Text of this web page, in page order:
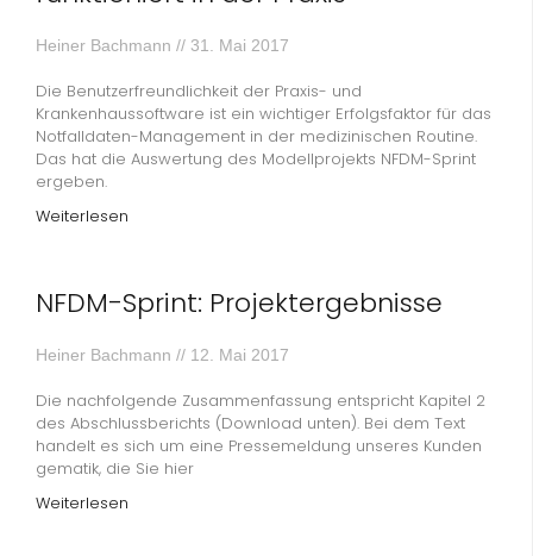
Heiner Bachmann 31. Mai 2017
Die Benutzerfreundlichkeit der Praxis- und
Krankenhaussoftware ist ein wichtiger Erfolgsfaktor für das
Notfalldaten-Management in der medizinischen Routine.
Das hat die Auswertung des Modellprojekts NFDM-Sprint
ergeben.
Weiterlesen
NFDM-Sprint: Projektergebnisse
Heiner Bachmann 12. Mai 2017
Die nachfolgende Zusammenfassung entspricht Kapitel 2
des Abschlussberichts (Download unten). Bei dem Text
handelt es sich um eine Pressemeldung unseres Kunden
gematik, die Sie hier
Weiterlesen